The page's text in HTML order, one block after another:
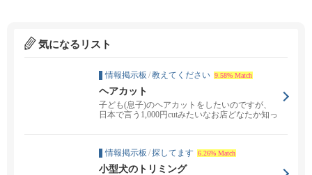
気になるリスト
情報掲示板 /教えてください 9.58% Match
ヘアカット
子ども(息子)のヘアカットをしたいのですが、
日本で言う1,000円cutみたいなお店どなたか知っ
情報掲示板 /探してます 6.26% Match
小型犬のトリミング